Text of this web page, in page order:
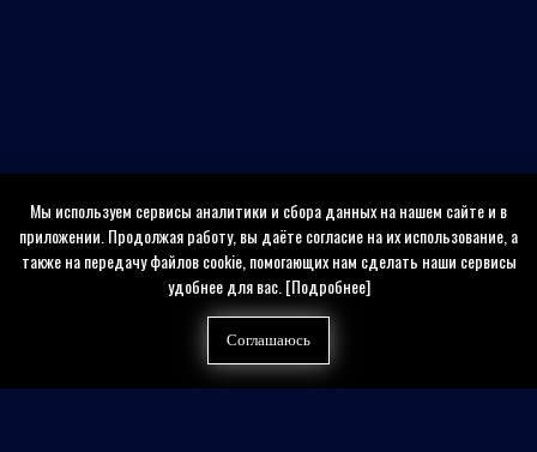
Мы используем сервисы аналитики и сбора данных на нашем сайте и в
приложении. Продолжая работу, вы даёте согласие на их использование, а
также на передачу файлов cookie, помогающих нам сделать наши сервисы
удобнее для вас.[Подробнее]
Соглашаюсь